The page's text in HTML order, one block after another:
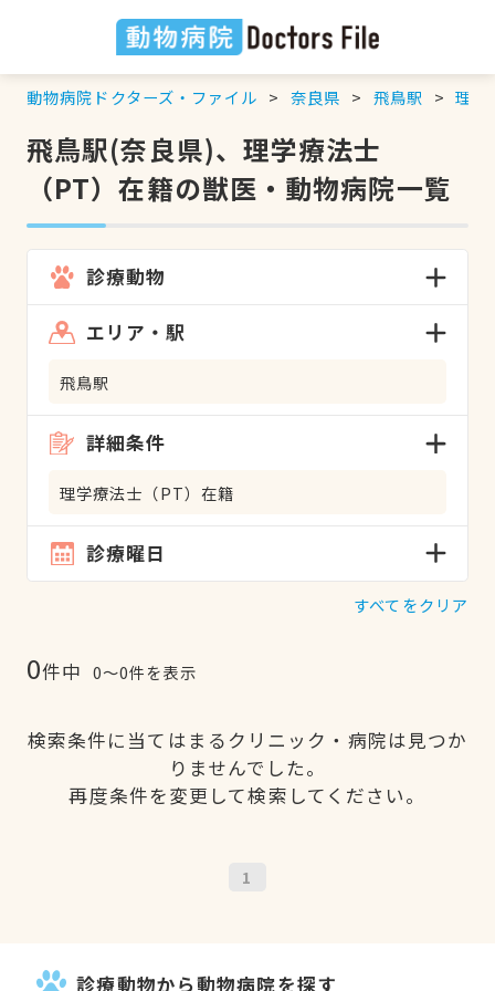
動物病院ドクターズ・ファイル 奈良県 飛鳥駅 理学
飛鳥駅(奈良県)、理学療法士
（PT）在籍の獣医・動物病院一覧
診療動物
エリア・駅
飛鳥駅
詳細条件
理学療法士（PT）在籍
診療曜日
すべてをクリア
0件中 0〜0件を表示
検索条件に当てはまるクリニック・病院は見つか
りませんでした。
再度条件を変更して検索してください。
1
診療動物から動物病院を探す